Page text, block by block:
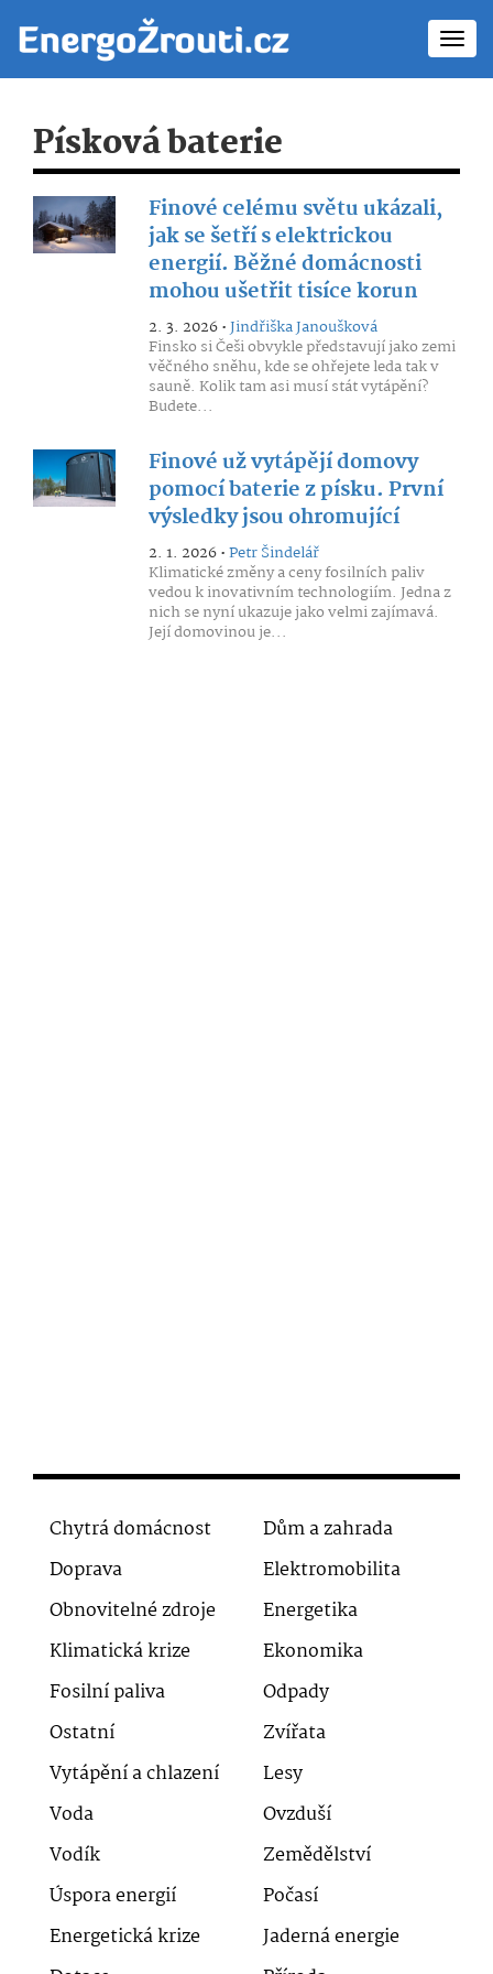
Písková baterie
Finové celému světu ukázali,
jak se šetří s elektrickou
energií. Běžné domácnosti
mohou ušetřit tisíce korun
2. 3. 2026 •Jindřiška Janoušková
Finsko si Češi obvykle představují jako zemi
věčného sněhu, kde se ohřejete leda tak v
sauně. Kolik tam asi musí stát vytápění?
Budete...
Finové už vytápějí domovy
pomocí baterie z písku. První
výsledky jsou ohromující
2. 1. 2026 •Petr Šindelář
Klimatické změny a ceny fosilních paliv
vedou k inovativním technologiím. Jedna z
nich se nyní ukazuje jako velmi zajímavá.
Její domovinou je...
Chytrá domácnost
Dům a zahrada
Doprava
Elektromobilita
Obnovitelné zdroje
Energetika
Klimatická krize
Ekonomika
Fosilní paliva
Odpady
Ostatní
Zvířata
Vytápění a chlazení
Lesy
Voda
Ovzduší
Vodík
Zemědělství
Úspora energií
Počasí
Energetická krize
Jaderná energie